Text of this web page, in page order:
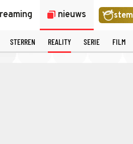
nieuws
STERREN REALITY SERIE FILM